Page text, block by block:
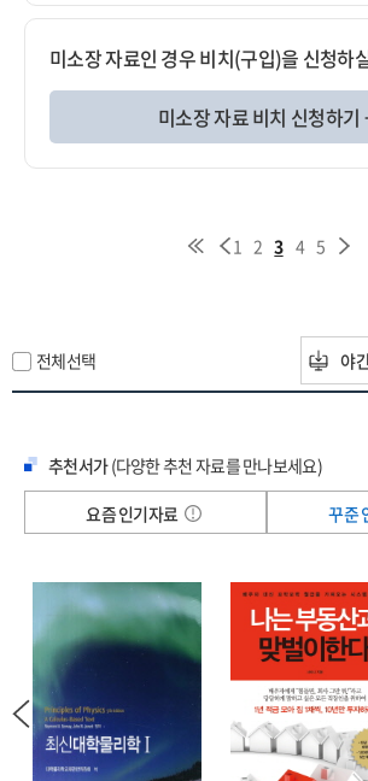
미소장 자료인 경우 비치(구입)을 신청하
미소장 자료 비치 신청하
1 2 3 4 5
전체선택 야
추천서가(다양한 추천 자료를 만나보세요)
요즘 인기자료
꾸준